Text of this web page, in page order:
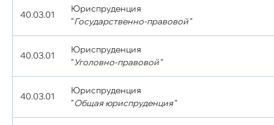
40.03.01
Юриспруденция
"Государственно-правовой"
40.03.01
Юриспруденция
"Уголовно-правовой"
40.03.01
Юриспруденция
"Общая юриспруденция"